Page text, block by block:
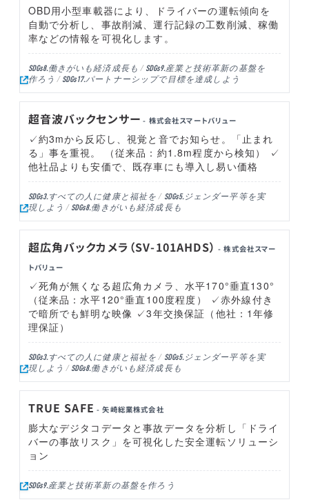
OBD用小型車載器により、ドライバーの運転傾向を
自動で分析し、事故削減、運行記録の工数削減、稼働
率などの情報を可視化します。
SDGs8.働きがいも経済成長も SDGs9.産業と技術革新の基盤を
作ろう
SDGs17.パートナーシップで目標を達成しよう
超音波バックセンサー - 株式会社スマートバリュー
✓約3mから反応し、視覚と音でお知らせ。「止まれ
る」事を重視。 （従来品：約1.8m程度から検知） ✓
他社品よりも安価で、既存車にも導入し易い価格
SDGs3.すべての人に健康と福祉を SDGs5.ジェンダー平等を実
現しよう
SDGs8.働きがいも経済成長も
超広角バックカメラ（SV-101AHDS） - 株式会社スマー
トバリュー
✓死角が無くなる超広角カメラ、水平170°垂直130°
（従来品：水平120°垂直100度程度） ✓赤外線付き
で暗所でも鮮明な映像 ✓3年交換保証（他社：1年修
理保証）
SDGs3.すべての人に健康と福祉を SDGs5.ジェンダー平等を実
現しよう
SDGs8.働きがいも経済成長も
TRUE SAFE - 矢崎総業株式会社
膨大なデジタコデータと事故データを分析し「ドライ
バーの事故リスク」を可視化した安全運転ソリューシ
ョン
SDGs9.産業と技術革新の基盤を作ろう